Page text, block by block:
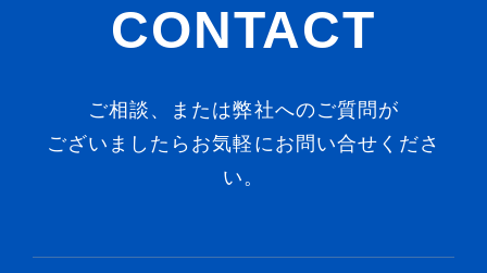
CONTACT
ご相談、または弊社へのご質問が
ございましたらお気軽にお問い合せくださ
い。